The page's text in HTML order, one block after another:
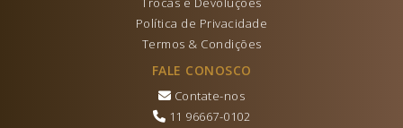
Política de Privacidade
Termos & Condições
FALE CONOSCO
Contate-nos
11 96667-0102